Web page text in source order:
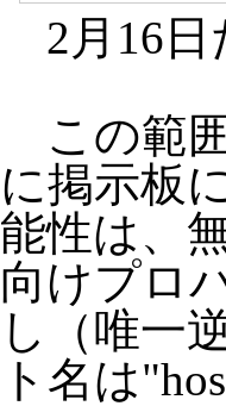
2月16日
この範
に掲示板
能性は、
向けプロ
し（唯一
ト名は